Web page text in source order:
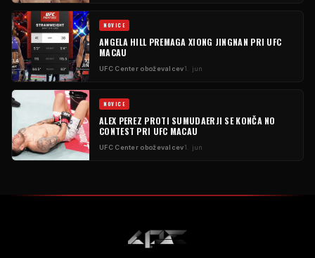
NOVICE
ANGELA HILL PREMAGA XIONG JINGNAN PRI UFC
MACAU
UFCCenter oboževalcev1. jun
NOVICE
ALEX PEREZ PROTI SUMUDAERJI SE KONČA NO
CONTEST PRI UFC MACAU
UFCCenter oboževalcev1. jun